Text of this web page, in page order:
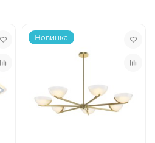
Новинка